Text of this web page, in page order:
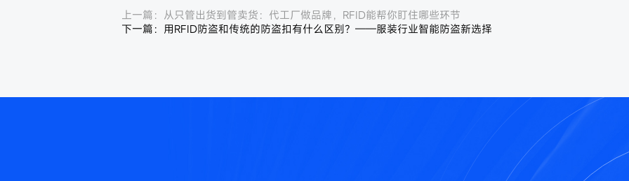
上一篇： 从只管出货到管卖货：代工厂做品牌，RFID能帮你盯住哪些环节
下一篇： 用RFID防盗和传统的防盗扣有什么区别？——服装行业智能防盗新选择